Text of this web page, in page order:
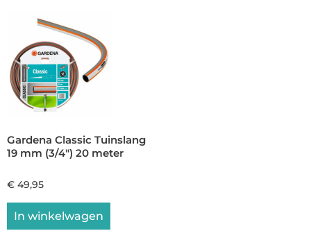
Gardena Classic Tuinslang
19 mm (3/4″) 20 meter
€ 49,95
In winkelwagen